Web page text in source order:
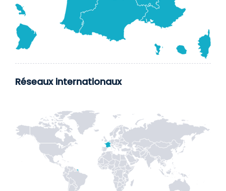
Réseaux internationaux